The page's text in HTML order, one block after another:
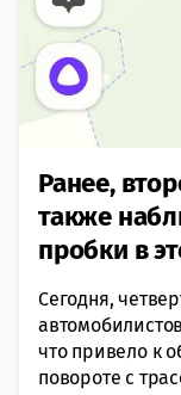
Ранее,
также
пробки в
Сегодня,
что привело к
повороте с